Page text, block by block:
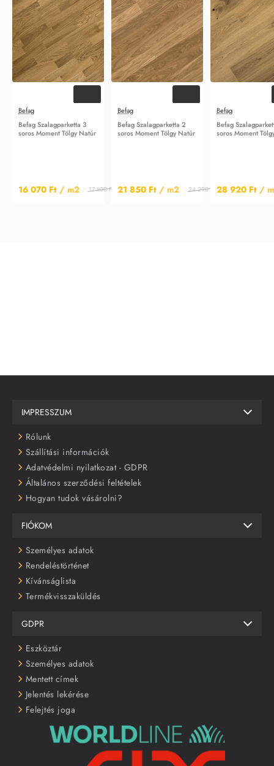
-10%
Befag
Befag Szalagparketta 3
soros Moment Tölgy Natúr
16 070 Ft / m2 17 800 Ft / m2
-10%
Befag
Befag Szalagparketta 2
soros Moment Tölgy Natúr
21 850 Ft / m2 24 290 Ft / m2
Befag
Befag
soros Moment
28 920 Ft /
IMPRESSZUM
Rólunk
Szállítási információk
Adatvédelmi nyilatkozat - GDPR
Általános szerződési feltételek
Hogyan tudok vásárolni?
FIÓKOM
Személyes adatok
Rendeléstörténet
Kívánságlista
Termékvisszaküldés
GDPR
Eszköztár
Személyes adatok
Mentett címek
Jelentés lekérése
Felejtés joga